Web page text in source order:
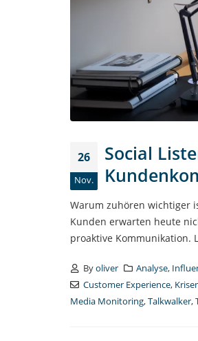
26
Nov.
Social
Warum zuhören wichtiger
Kunden erwarten heute
proaktive Kommunikation.
Byoliver Analyse,
Customer Experience,
Media Monitoring,Talkwalker,